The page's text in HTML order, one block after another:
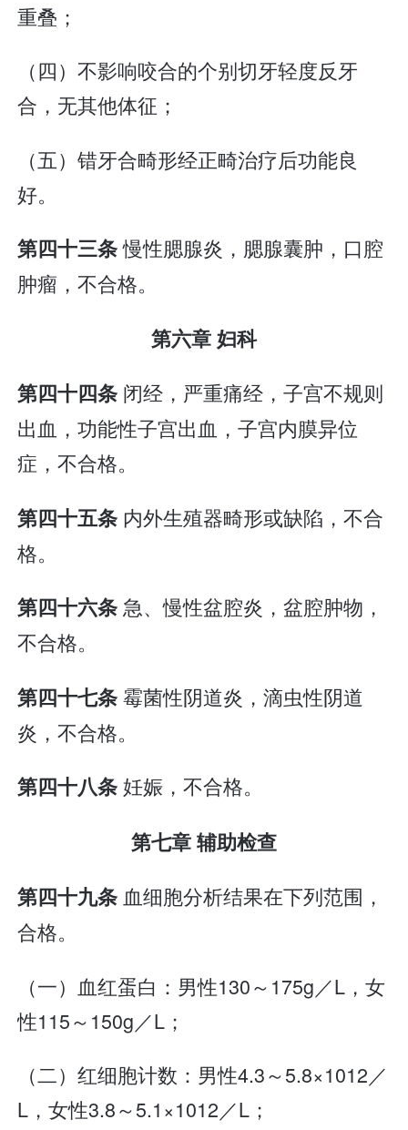
重叠；
（四）不影响咬合的个别切牙轻度反牙
合，无其他体征；
（五）错牙合畸形经正畸治疗后功能良
好。
第四十三条慢性腮腺炎，腮腺囊肿，口腔
肿瘤，不合格。
第六章 妇科
第四十四条 闭经，严重痛经，子宫不规则
出血，功能性子宫出血，子宫内膜异位
症，不合格。
第四十五条 内外生殖器畸形或缺陷，不合
格。
第四十六条急、慢性盆腔炎，盆腔肿物，
不合格。
第四十七条霉菌性阴道炎，滴虫性阴道
炎，不合格。
第四十八条妊娠，不合格。
第七章 辅助检查
第四十九条血细胞分析结果在下列范围，
合格。
（一）血红蛋白：男性130～175g／L，女
性115～150g／L；
（二）红细胞计数：男性4.3～5.8×1012／
L，女性3.8～5.1×1012／L；